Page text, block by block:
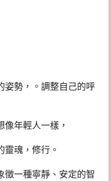
姿勢，。調整自己的呼
年輕人一樣，
靈魂，修行。
徵一種寧靜、安定的智